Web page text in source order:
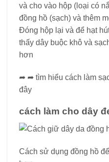
và cho vào hộp (loại có
đồng hồ (sạch) và thêm
Đóng hộp lại và để hạt
thấy dây buộc khô và
hơn
➦ ➦ tìm hiểu cách làm
đây
cách làm cho dây
Cách sử dụng đồng hồ